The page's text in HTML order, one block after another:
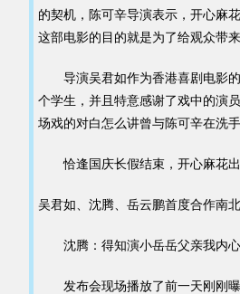
的契机，陈可辛导演表示，开心麻
这部电影的目的就是为了给观众带
导演吴君如作为香港喜剧电影的
个学生，并且特意感谢了戏中的演
场戏的对白怎么讲曾与陈可辛在洗
恰逢国庆长假结束，开心麻花出
吴君如、沈腾、岳云鹏首度合作南
沈腾：得知演小岳岳父亲我内心
发布会现场播放了前一天刚刚曝